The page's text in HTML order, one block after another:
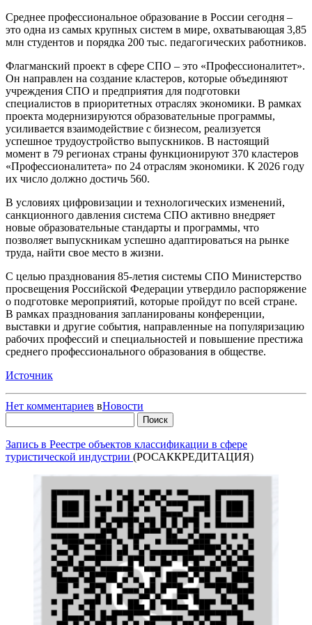
Среднее профессиональное образование в России сегодня –
это одна из самых крупных систем в мире, охватывающая 3,85
млн студентов и порядка 200 тыс. педагогических работников.
Флагманский проект в сфере СПО – это «Профессионалитет».
Он направлен на создание кластеров, которые объединяют
учреждения СПО и предприятия для подготовки
специалистов в приоритетных отраслях экономики. В рамках
проекта модернизируются образовательные программы,
усиливается взаимодействие с бизнесом, реализуется
успешное трудоустройство выпускников. В настоящий
момент в 79 регионах страны функционируют 370 кластеров
«Профессионалитета» по 24 отраслям экономики. К 2026 году
их число должно достичь 560.
В условиях цифровизации и технологических изменений,
санкционного давления система СПО активно внедряет
новые образовательные стандарты и программы, что
позволяет выпускникам успешно адаптироваться на рынке
труда, найти свое место в жизни.
С целью празднования 85-летия системы СПО Министерство
просвещения Российской Федерации утвердило распоряжение
о подготовке мероприятий, которые пройдут по всей стране.
В рамках празднования запланированы конференции,
выставки и другие события, направленные на популяризацию
рабочих профессий и специальностей и повышение престижа
среднего профессионального образования в обществе.
Источник
Нет комментариев вНовости
Запись в Реестре объектов классификации в сфере
туристической индустрии (РОСАККРЕДИТАЦИЯ)